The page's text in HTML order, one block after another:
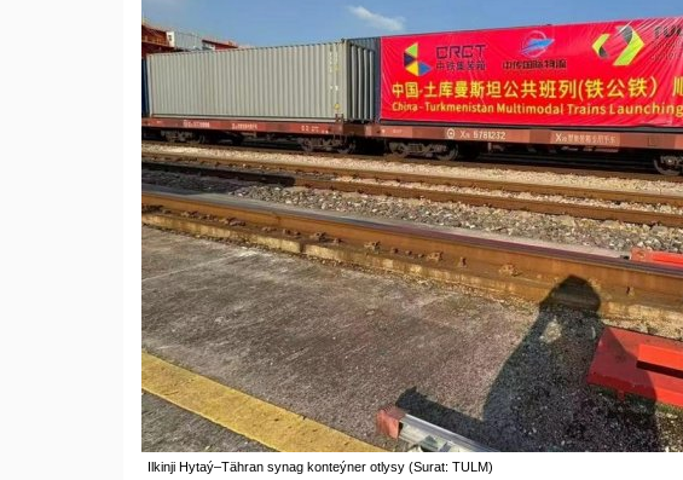
Ilkinji Hytaý–Tähran synag konteýner otlysy (Surat: TULM)